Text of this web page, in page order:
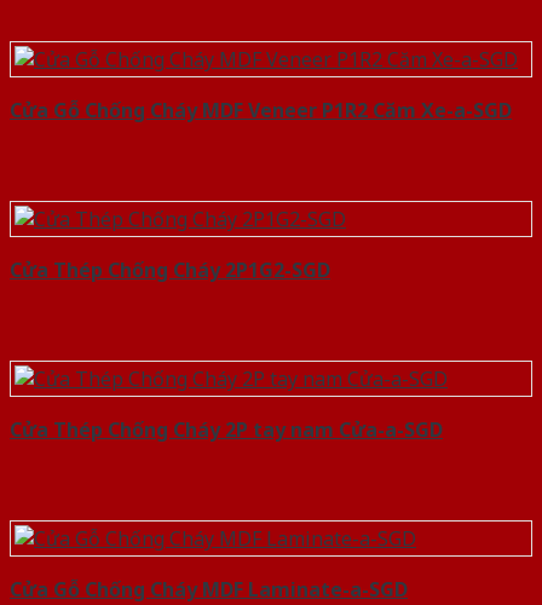
Cửa Gỗ Chống Cháy MDF Veneer P1R2 Căm Xe-a-SGD
Cửa Thép Chống Cháy 2P1G2-SGD
Cửa Thép Chống Cháy 2P tay nam Cửa-a-SGD
Cửa Gỗ Chống Cháy MDF Laminate-a-SGD